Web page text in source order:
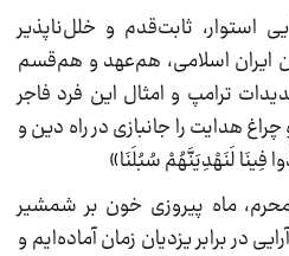
استوار، ثابت‌قدم و خلل‌ناپذیر
ایران اسلامی، هم‌عهد و هم‌قسم
ترامپ و امثال این فرد فاجر
هدایت را جانبازی در راه دین و
لَنَهْدِیَنَّهُمْ سُبُلَنَا»
ماه پیروزی خون بر شمشیر
در برابر یزدیان زمان آماده‌ایم و